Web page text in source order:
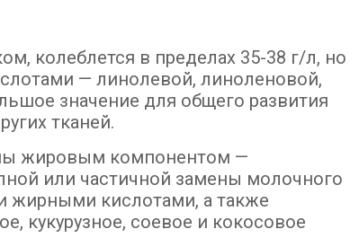
колеблется в пределах 35-38 г/л, но
— линолевой, линоленовой,
значение для общего развития
тканей.
жировым компонентом —
или частичной замены молочного
жирными кислотами, а также
кукурузное, соевое и кокосовое